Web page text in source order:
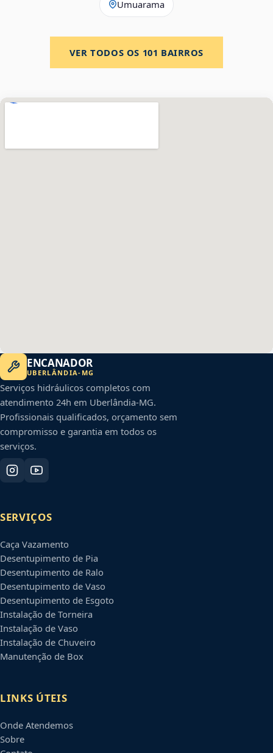
Umuarama
VER TODOS OS 101 BAIRROS
ENCANADOR
UBERLÂNDIA- MG
Serviços hidráulicos completos com
atendimento 24h em Uberlândia-MG.
Profissionais qualificados, orçamento sem
compromisso e garantia em todos os
serviços.
SERVIÇOS
Caça Vazamento
Desentupimento de Pia
Desentupimento de Ralo
Desentupimento de Vaso
Desentupimento de Esgoto
Instalação de Torneira
Instalação de Vaso
Instalação de Chuveiro
Manutenção de Box
LINKS ÚTEIS
Onde Atendemos
Sobre